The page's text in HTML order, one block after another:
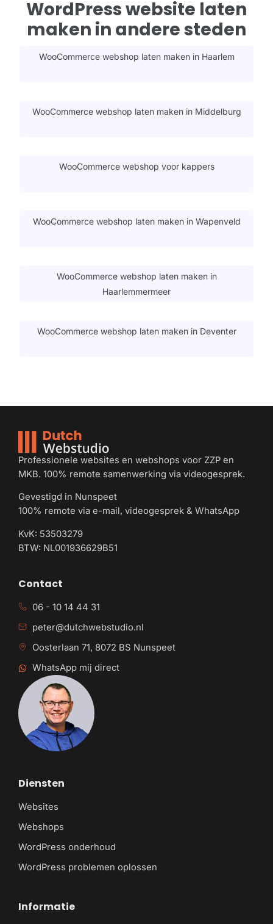
WordPress website laten
maken in andere steden
WooCommerce webshop laten maken in Haarlem
WooCommerce webshop laten maken in Middelburg
WooCommerce webshop voor kappers
WooCommerce webshop laten maken in Wapenveld
WooCommerce webshop laten maken in
Haarlemmermeer
WooCommerce webshop laten maken in Deventer
Professionele websites en webshops voor ZZP en
MKB. 100% remote samenwerking via videogesprek.
Gevestigd in Nunspeet
100% remote via e-mail, videogesprek & WhatsApp
KvK: 53503279
BTW: NL001936629B51
Diensten
Websites
Webshops
WordPress onderhoud
WordPress problemen oplossen
Informatie
Contact
06 - 10 14 44 31
peter@dutchwebstudio.nl
Oosterlaan 71, 8072 BS Nunspeet
WhatsApp mij direct